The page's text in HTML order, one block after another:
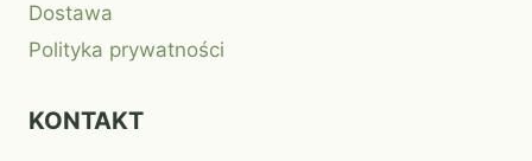
Dostawa
Polityka prywatności
KONTAKT